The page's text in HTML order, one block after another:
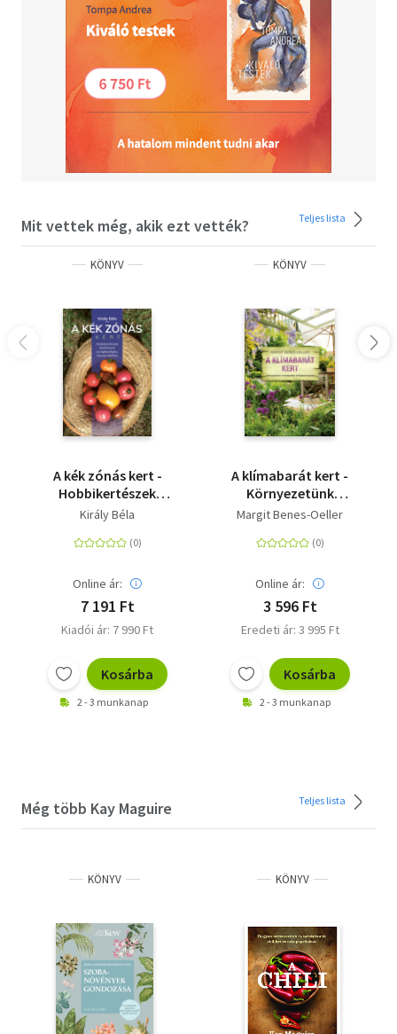
Mit vettek még, akik ezt vették? Teljes lista
KÖNYV
A kék zónás kert -
Hobbikertészek
kézikönyve az
élethez
Király Béla
Online ár:
7 191 Ft
Kiadói ár: 7 990 Ft
Kosárba
2 - 3 munkanap
KÖNYV
A klímabarát kert -
Környezetünk
természetes
Margit Benes-Oeller
Online ár:
3 596 Ft
Eredeti ár: 3 995 Ft
Kosárba
2 - 3 munkanap
Még több Kay Maguire Teljes lista
KÖNYV KÖNYV